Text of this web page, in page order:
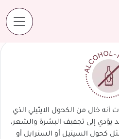
أنه خال من الكحول الايثيلي الذي
يؤدي إلى تجفيف البشرة والشعر،
كحول السيتيل أو السترايل أو